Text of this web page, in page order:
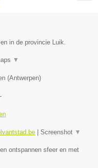
in de provincie Luik.
▼
(Antwerpen)
-
| Screenshot ▼
ontspannen sfeer en met